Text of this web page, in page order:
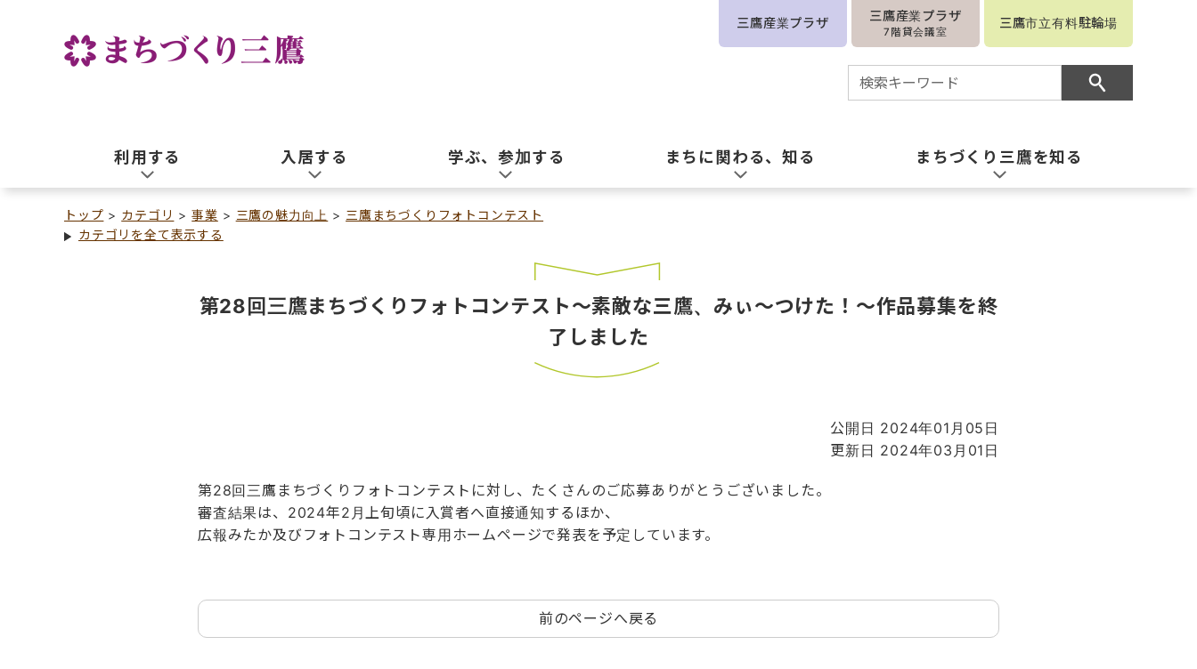
三鷹産業プラザ 三鷹産業プラザ
7階貸会議室
三鷹市立有料駐輪場
利用する 入居する 学ぶ、参加する まちに関わる、知る まちづくり三鷹を知る
トップ カテゴリ 事業 三鷹の魅力向上
三鷹まちづくりフォトコンテスト
カテゴリを全て表示する
第28回三鷹まちづくりフォトコンテスト～素敵な三鷹、みぃ～つけた！～作品募集を終
了しました
公開日 2024年01月05日
更新日 2024年03月01日
第28回三鷹まちづくりフォトコンテストに対し、たくさんのご応募ありがとうございました。
審査結果は、2024年2月上旬頃に入賞者へ直接通知するほか、
広報みたか及びフォトコンテスト専用ホームページで発表を予定しています。
前のページへ戻る